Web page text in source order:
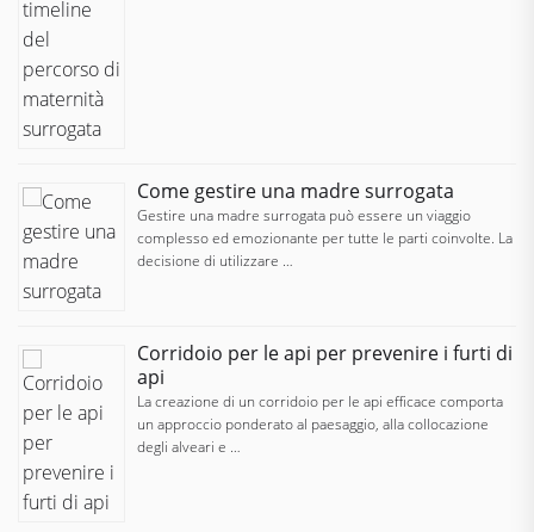
Come gestire una madre surrogata
Gestire una madre surrogata può essere un viaggio
complesso ed emozionante per tutte le parti coinvolte. La
decisione di utilizzare …
Corridoio per le api per prevenire i furti di
api
La creazione di un corridoio per le api efficace comporta
un approccio ponderato al paesaggio, alla collocazione
degli alveari e …